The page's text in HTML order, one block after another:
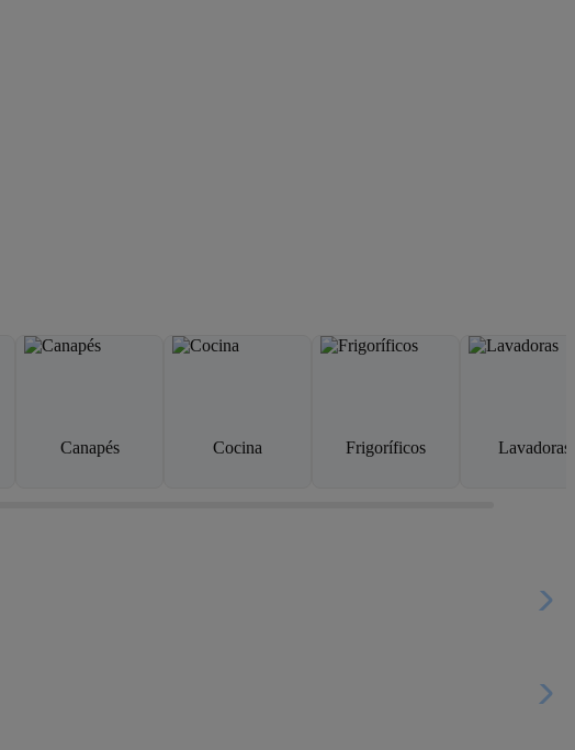
Canapés Cocina Frigoríficos Lavadoras